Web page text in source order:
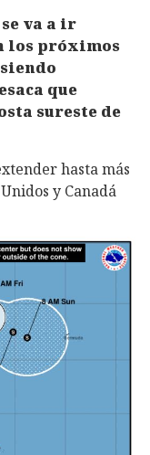
va a ir
los próximos
que
sureste de
hasta más
y Canadá